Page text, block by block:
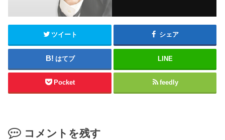
ツイート シェア
はてブ LINE
Pocket feedly
コメントを残す